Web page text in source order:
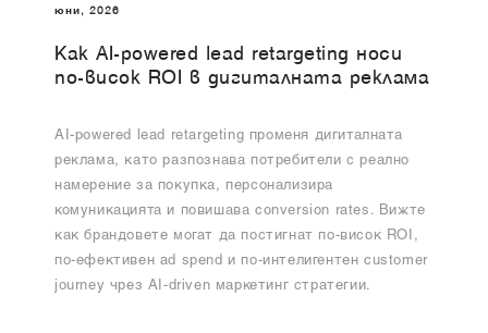
юни, 2026
Как AI-powered lead retargeting носи
по-висок ROI в дигиталната реклама
AI-powered lead retargeting променя дигиталната
реклама, като разпознава потребители с реално
намерение за покупка, персонализира
комуникацията и повишава conversion rates. Вижте
как брандовете могат да постигнат по-висок ROI,
по-ефективен ad spend и по-интелигентен customer
journey чрез AI-driven маркетинг стратегии.